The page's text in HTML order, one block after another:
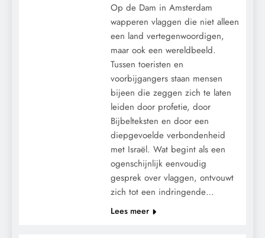
Op de Dam in Amsterdam
wapperen vlaggen die niet alleen
een land vertegenwoordigen,
maar ook een wereldbeeld.
Tussen toeristen en
voorbijgangers staan mensen
bijeen die zeggen zich te laten
leiden door profetie, door
Bijbelteksten en door een
diepgevoelde verbondenheid
met Israël. Wat begint als een
ogenschijnlijk eenvoudig
gesprek over vlaggen, ontvouwt
zich tot een indringende…
Lees meer